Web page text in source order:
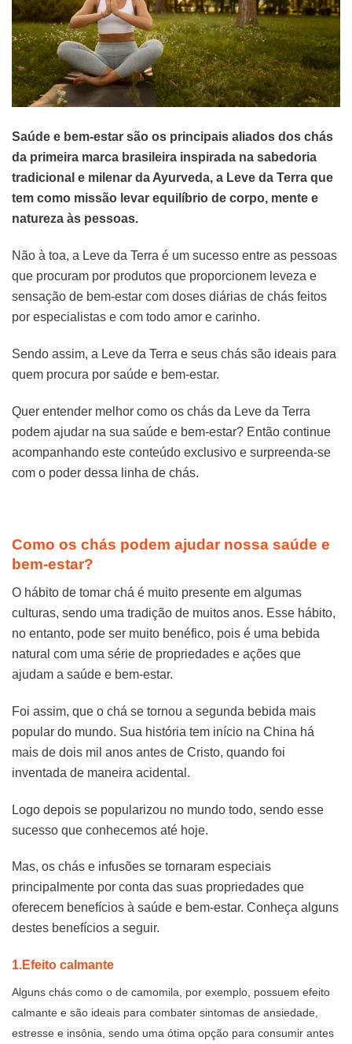
Saúde e bem-estar são os principais aliados dos chás
da primeira marca brasileira inspirada na sabedoria
tradicional e milenar da Ayurveda, a Leve da Terra que
tem como missão levar equilíbrio de corpo, mente e
natureza às pessoas.
Não à toa, a Leve da Terra é um sucesso entre as pessoas
que procuram por produtos que proporcionem leveza e
sensação de bem-estar com doses diárias de chás feitos
por especialistas e com todo amor e carinho.
Sendo assim, a Leve da Terra e seus chás são ideais para
quem procura por saúde e bem-estar.
Quer entender melhor como os chás da Leve da Terra
podem ajudar na sua saúde e bem-estar? Então continue
acompanhando este conteúdo exclusivo e surpreenda-se
com o poder dessa linha de chás.
Como os chás podem ajudar nossa saúde e
bem-estar?
O hábito de tomar chá é muito presente em algumas
culturas, sendo uma tradição de muitos anos. Esse hábito,
no entanto, pode ser muito benéfico, pois é uma bebida
natural com uma série de propriedades e ações que
ajudam a saúde e bem-estar.
Foi assim, que o chá se tornou a segunda bebida mais
popular do mundo. Sua história tem início na China há
mais de dois mil anos antes de Cristo, quando foi
inventada de maneira acidental.
Logo depois se popularizou no mundo todo, sendo esse
sucesso que conhecemos até hoje.
Mas, os chás e infusões se tornaram especiais
principalmente por conta das suas propriedades que
oferecem benefícios à saúde e bem-estar. Conheça alguns
destes benefícios a seguir.
1.Efeito calmante
Alguns chás como o de camomila, por exemplo, possuem efeito
calmante e são ideais para combater sintomas de ansiedade,
estresse e insônia, sendo uma ótima opção para consumir antes